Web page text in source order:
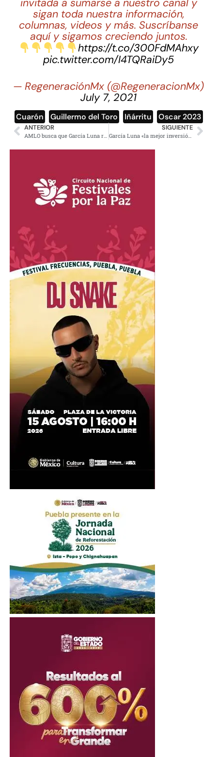
invitada a sumarse a nuestro canal y
sigan toda nuestra información,
columnas, videos y más. Suscríbanse
aquí y sigamos creciendo juntos.
https://t.co/300FdMAhxy
pic.twitter.com/I4TQRaiDy5
— RegeneraciónMx (@RegeneracionMx)
July 7, 2021
Cuarón Guillermo del Toro Iñárritu Oscar 2023
ANTERIOR SIGUIENTE
García Luna «la mejor inversión» del Cártel de Sinaloa dijo el Grande